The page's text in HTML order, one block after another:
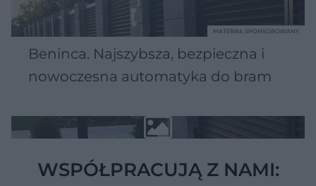
Beninca. Najszybsza, bezpieczna i
nowoczesna automatyka do bram
MATERIAŁ SPONSOROWANY
WSPÓŁPRACUJĄ Z NAMI: